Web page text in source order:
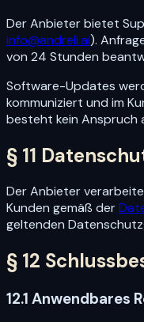
Der Anbieter bietet
info@andreli.ai).
von 24 Stunden
Software-Updates
kommuniziert und im
besteht kein Anspruch
§ 11
Der Anbieter
Kunden gemäß der
geltenden
§ 12
12.1 Anwendbares